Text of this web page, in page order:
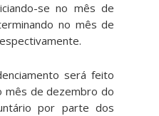
se no mês de
no mês de
será feito
mês de dezembro do
por parte dos